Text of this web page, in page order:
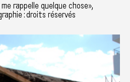
me rappelle quelque chose»,
: droits réservés